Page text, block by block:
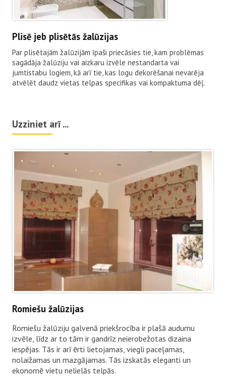
Plisē jeb plisētās žalūzijas
Par plisētajām žalūzijām īpaši priecāsies tie, kam problēmas
sagādāja žalūziju vai aizkaru izvēle nestandarta vai
jumtistabu logiem, kā arī tie, kas logu dekorēšanai nevarēja
atvēlēt daudz vietas telpas specifikas vai kompaktuma dēļ.
Uzziniet arī ...
Romiešu žalūzijas
Romiešu žalūziju galvenā priekšrocība ir plašā audumu
izvēle, līdz ar to tām ir gandrīz neierobežotas dizaina
iespējas. Tās ir arī ērti lietojamas, viegli paceļamas,
nolaižamas un mazgājamas. Tās izskatās eleganti un
ekonomē vietu nelielās telpās.